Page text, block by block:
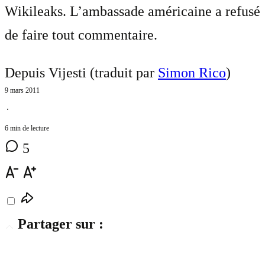
Wikileaks. L’ambassade américaine a refusé
de faire tout commentaire.
Depuis Vijesti (traduit par Simon Rico)
9 mars 2011
⋅
6 min de lecture
5
Partager sur :